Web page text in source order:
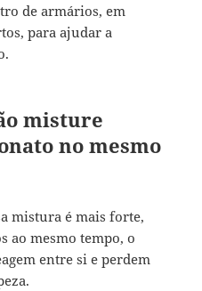
de armários, em
para ajudar a
misture
no mesmo
mistura é mais forte,
ao mesmo tempo, o
entre si e perdem